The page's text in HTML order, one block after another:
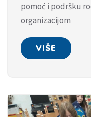
pomoć i podršku
organizacijom
VIŠE